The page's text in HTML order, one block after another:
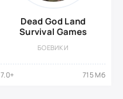
Dead God Land
Survival Games
БОЕВИКИ
7.0+ 715 Мб